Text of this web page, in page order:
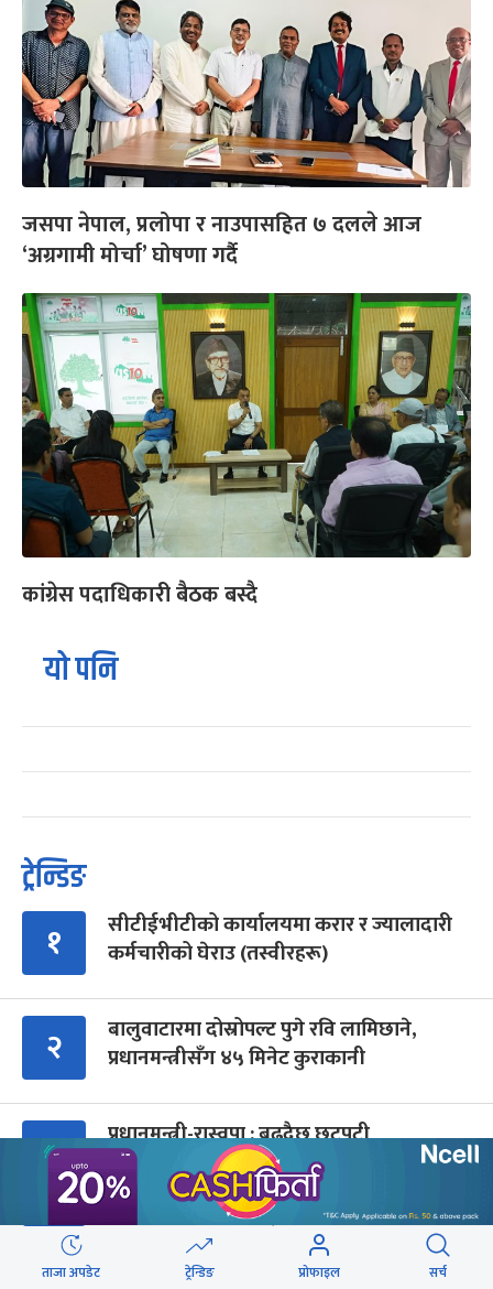
जसपा नेपाल, प्रलोपा र नाउपासहित ७ दलले आज
‘अग्रगामी मोर्चा’ घोषणा गर्दै
कांग्रेस पदाधिकारी बैठक बस्दै
यो पनि
ट्रेन्डिङ
१
सीटीईभीटीको कार्यालयमा करार र ज्यालादारी
कर्मचारीको घेराउ (तस्वीरहरू)
२
बालुवाटारमा दोस्रोपल्ट पुगे रवि लामिछाने,
प्रधानमन्त्रीसँग ४५ मिनेट कुराकानी
३ प्रधानमन्त्री-रास्वपा : बढ्दैछ छटपटी
४ ओली-प्रचण्डको तीन बुँदेले प्रदेशपिच्छे संकट
ताजा अपडेट ट्रेन्डिङ प्रोफाइल सर्च